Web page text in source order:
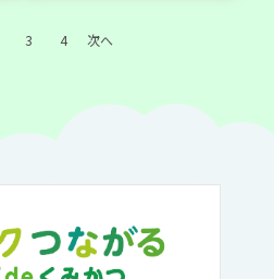
3 4 次へ